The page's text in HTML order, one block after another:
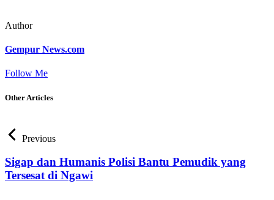
Author
Gempur News.com
Follow Me
Other Articles
Previous
Sigap dan Humanis Polisi Bantu Pemudik yang
Tersesat di Ngawi